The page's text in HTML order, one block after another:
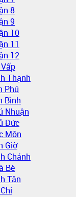
8
9
10
11
12
Thạnh
Phú
Bình
Nhuận
Đức
Môn
Giờ
Chánh
Bè
Tân